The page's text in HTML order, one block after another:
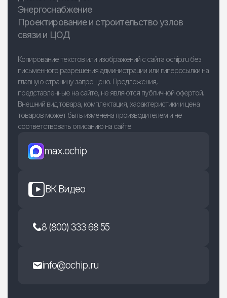
Энергоснабжение
Проектирование и строительство узлов
связи и ЦОД
Копирование текстов или изображений с сайта ochip.ru без
письменного разрешения администрации или гиперссылки на
главную страницу запрещено. Предложения,
представленные на сайте, не являются публичной офертой.
Внешний вид товара, комплектация, характеристики и цена
товаров может быть изменена производителем и не
соответствовать описанию на сайте.
max.ochip
ВК Видео
8 (800) 333 68 55
info@ochip.ru